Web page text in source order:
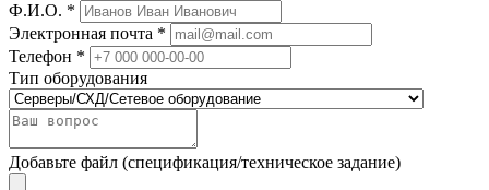
Ф.И.О. *
Электронная почта *
Телефон *
Тип оборудования
Добавьте файл (спецификация/техническое задание)